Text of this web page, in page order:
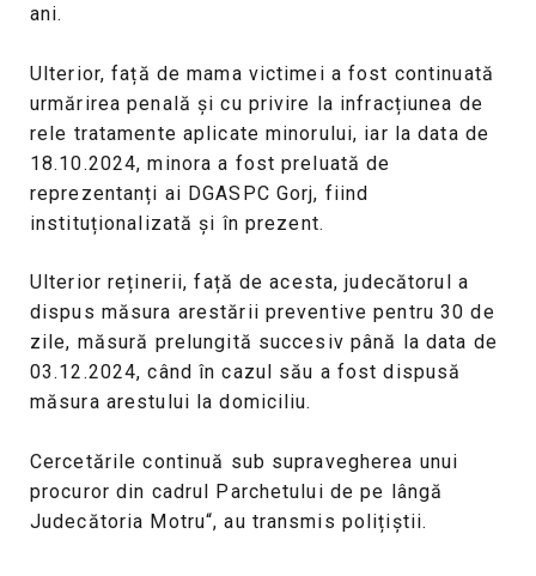
ani.
Ulterior, față de mama victimei a fost continuată
urmărirea penală și cu privire la infracțiunea de
rele tratamente aplicate minorului, iar la data de
18.10.2024, minora a fost preluată de
reprezentanți ai DGASPC Gorj, fiind
instituționalizată și în prezent.
Ulterior reținerii, față de acesta, judecătorul a
dispus măsura arestării preventive pentru 30 de
zile, măsură prelungită succesiv până la data de
03.12.2024, când în cazul său a fost dispusă
măsura arestului la domiciliu.
Cercetările continuă sub supravegherea unui
procuror din cadrul Parchetului de pe lângă
Judecătoria Motru“, au transmis polițiștii.